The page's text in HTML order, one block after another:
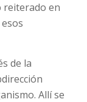
reiterado en
de la
Allí se